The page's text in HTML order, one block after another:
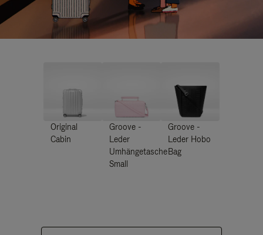
Original
Cabin
Groove -
Leder
Umhängetasche
Small
Groove -
Leder Hobo
Bag